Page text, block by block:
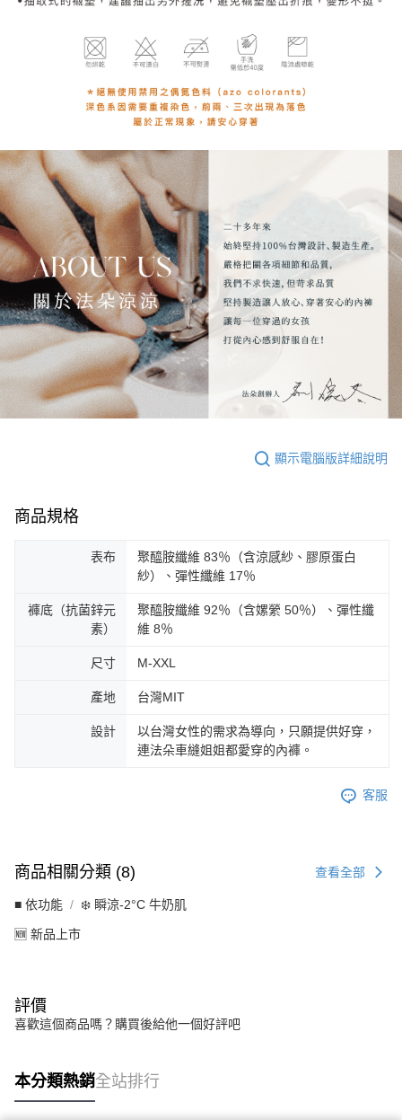
顯示電腦版詳細說明
商品規格
表布
聚醯胺纖維 83％（含涼感紗、膠原蛋白
紗）、彈性纖維 17％
褲底（抗菌鋅元
素）
聚醯胺纖維 92％（含嫘縈 50％）、彈性纖
維 8％
尺寸 M-XXL
產地 台灣MIT
設計
以台灣女性的需求為導向，只願提供好穿，
連法朵車縫姐姐都愛穿的內褲。
客服
商品相關分類 (8) 查看全部
■ 依功能 ❄️ 瞬涼-2°C 牛奶肌
🆕 新品上市
評價
喜歡這個商品嗎？購買後給他一個好評吧
本分類熱銷全站排行